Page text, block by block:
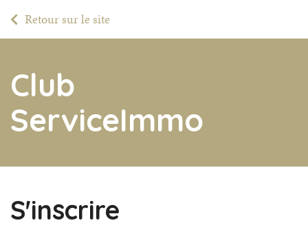
Retour sur le site
Club
ServiceImmo
S'inscrire